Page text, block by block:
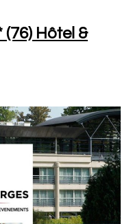
Hôtel &